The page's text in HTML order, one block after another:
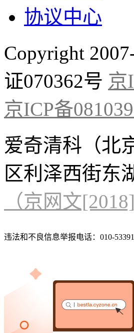
协议中心
Copyright
证070362号 京
京ICP备
爱奇清科（北
区利泽西街东
（京网文
违法和不良信息举报电话：010-